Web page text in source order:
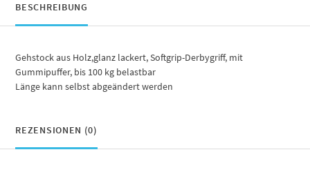
BESCHREIBUNG
Gehstock aus Holz,glanz lackert, Softgrip-Derbygriff, mit
Gummipuffer, bis 100 kg belastbar
Länge kann selbst abgeändert werden
REZENSIONEN (0)